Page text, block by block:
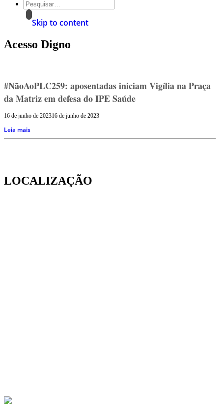
Skip to content
Acesso Digno
#NãoAoPLC259: aposentadas iniciam Vigília na Praça
da Matriz em defesa do IPE Saúde
16 de junho de 202316 de junho de 2023
Leia mais
LOCALIZAÇÃO